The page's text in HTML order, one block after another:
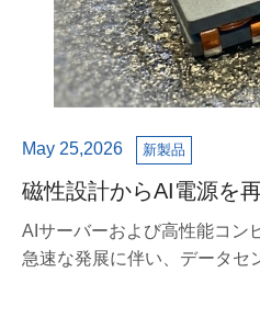
May 25,2026 新製品
磁性設計からAI電源を
Matrix Inductor技術が
上
AIサーバーおよび高性能コン
急速な発展に伴い、データセ
従来の「脇役」から、システ